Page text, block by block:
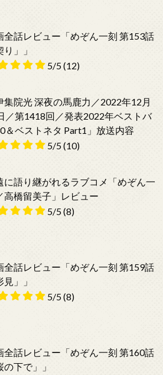
全話レビュー「めぞん一刻 第153話
り」」
5/5(12)
集院光 深夜の馬鹿力／2022年12月
／第1418回／発表2022年ベストバ
＆ベストネタ Part1」放送内容
5/5(10)
に語り継がれるラブコメ「めぞん一
高橋留美子」レビュー
5/5(8)
全話レビュー「めぞん一刻 第159話
見」」
5/5(8)
全話レビュー「めぞん一刻 第160話
の下で」」